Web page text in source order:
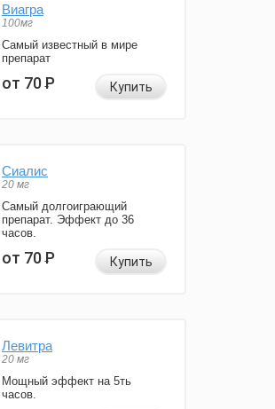
Виагра
100мг
Самый известный в мире
препарат
от 70Р Купить
Сиалис
20 мг
Самый долгоиграющий
препарат. Эффект до 36
часов.
от 70Р Купить
Левитра
20 мг
Мощный эффект на 5ть
часов.